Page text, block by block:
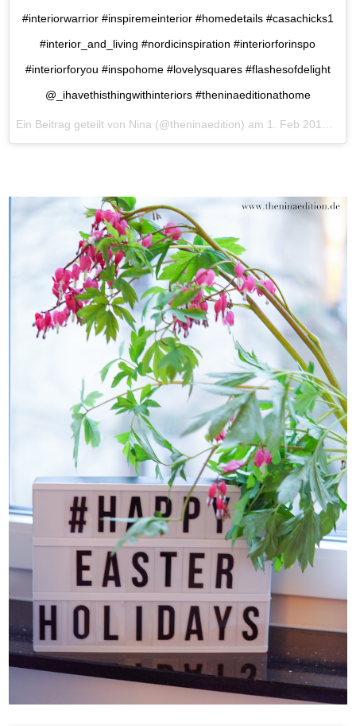
#interiorwarrior #inspiremeinterior #homedetails #casachicks1
#interior_and_living #nordicinspiration #interiorforinspo
#interiorforyou #inspohome #lovelysquares #flashesofdelight
@_ihavethisthingwithinteriors #theninaeditionathome
Ein Beitrag geteilt von Nina (@theninaedition) am 1. Feb 2017 um 20:16 Uhr